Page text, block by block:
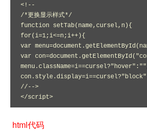
<!--
/*更换显示样式*/
function setTab(name,cursel,n){
for(i=1;i<=n;i++){
var
var
//-->
</script>
html代码